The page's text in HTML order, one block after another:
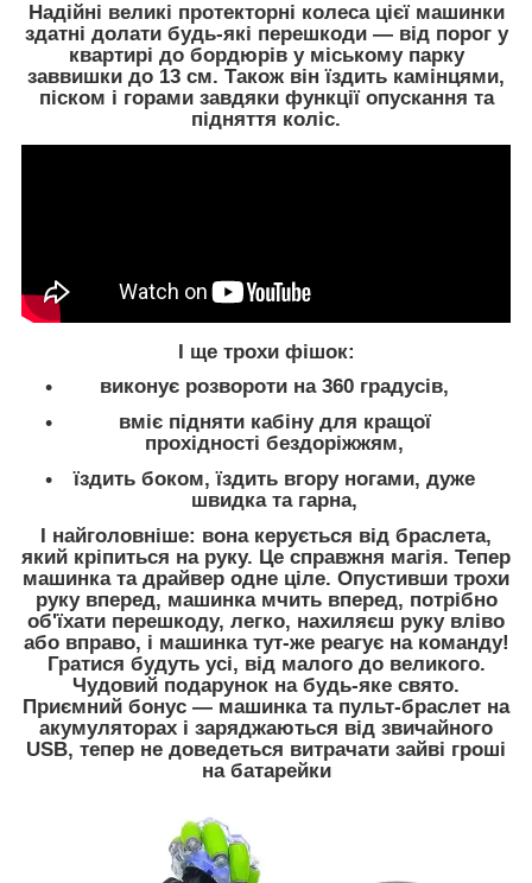
Надійні великі протекторні колеса цієї машинки
здатні долати будь-які перешкоди — від порог у
квартирі до бордюрів у міському парку
заввишки до 13 см. Також він їздить камінцями,
піском і горами завдяки функції опускання та
підняття коліс.
І ще трохи фішок:
виконує розвороти на 360 градусів,
вміє підняти кабіну для кращої
прохідності бездоріжжям,
їздить боком, їздить вгору ногами, дуже
швидка та гарна,
І найголовніше: вона керується від браслета,
який кріпиться на руку. Це справжня магія. Тепер
машинка та драйвер одне ціле. Опустивши трохи
руку вперед, машинка мчить вперед, потрібно
об'їхати перешкоду, легко, нахиляєш руку вліво
або вправо, і машинка тут-же реагує на команду!
Гратися будуть усі, від малого до великого.
Чудовий подарунок на будь-яке свято.
Приємний бонус — машинка та пульт-браслет на
акумуляторах і заряджаються від звичайного
USB, тепер не доведеться витрачати зайві гроші
на батарейки